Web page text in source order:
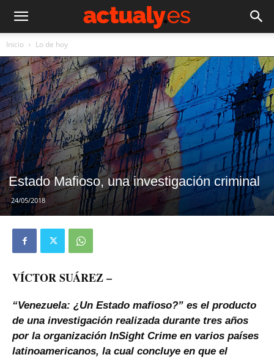
Inicio Lo de hoy
Estado Mafioso, una investigación criminal
24/05/2018
VÍCTOR SUÁREZ –
“Venezuela: ¿Un Estado mafioso?” es el producto
de una investigación realizada durante tres años
por la organización InSight Crime en varios países
latinoamericanos, la cual concluye en que el